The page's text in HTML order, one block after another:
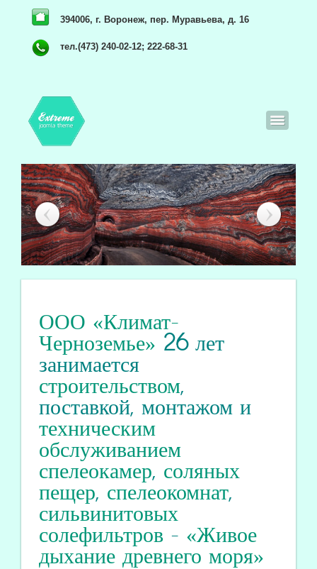
394006, г. Воронеж, пер. Муравьева, д. 16
тел.(473) 240-02-12; 222-68-31
ООО «Климат-
Черноземье» 26лет
занимается
строительством,
поставкой, монтажом и
техническим
обслуживанием
спелеокамер, соляных
пещер, спелеокомнат,
сильвинитовых
солефильтров - «Живое
дыхание древнего моря»